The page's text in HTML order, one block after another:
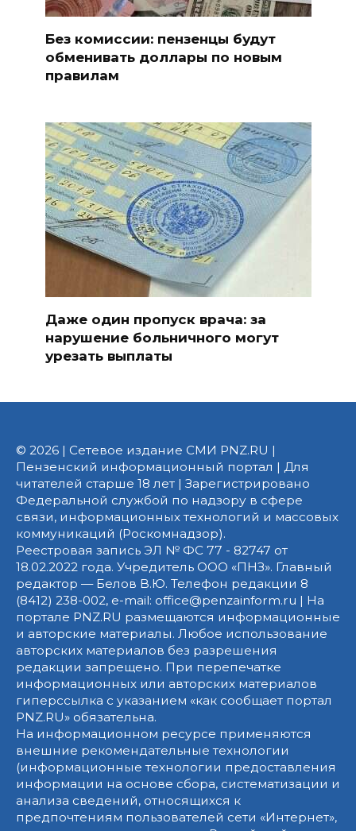
Без комиссии: пензенцы будут
обменивать доллары по новым
правилам
Даже один пропуск врача: за
нарушение больничного могут
урезать выплаты
© 2026 | Сетевое издание СМИ PNZ.RU |
Пензенский информационный портал | Для
читателей старше 18 лет | Зарегистрировано
Федеральной службой по надзору в сфере
связи, информационных технологий и массовых
коммуникаций (Роскомнадзор).
Реестровая запись ЭЛ № ФС 77 - 82747 от
18.02.2022 года. Учредитель ООО «ПНЗ». Главный
редактор — Белов В.Ю. Телефон редакции 8
(8412) 238-002, e-mail: office@penzainform.ru | На
портале PNZ.RU размещаются информационные
и авторские материалы. Любое использование
авторских материалов без разрешения
редакции запрещено. При перепечатке
информационных или авторских материалов
гиперссылка с указанием «как сообщает портал
PNZ.RU» обязательна.
На информационном ресурсе применяются
внешние рекомендательные технологии
(информационные технологии предоставления
информации на основе сбора, систематизации и
анализа сведений, относящихся к
предпочтениям пользователей сети «Интернет»,